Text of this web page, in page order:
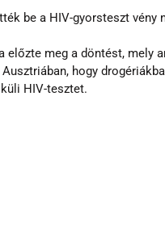
be a HIV-gyorsteszt
előzte meg a döntést, mely
hogy
HIV-tesztet.